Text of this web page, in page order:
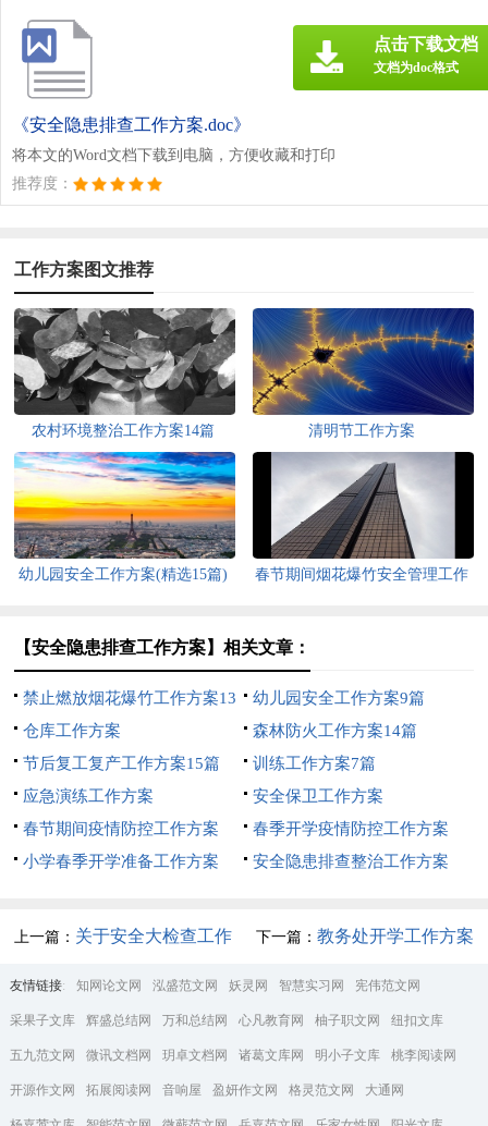
《安全隐患排查工作方案.doc》
将本文的Word文档下载到电脑，方便收藏和打印
推荐度：
点击下载文档
文档为doc格式
工作方案图文推荐
农村环境整治工作方案14篇 清明节工作方案
幼儿园安全工作方案(精选15篇)
春节期间烟花爆竹安全管理工作
【安全隐患排查工作方案】相关文章：
禁止燃放烟花爆竹工作方案13
篇
幼儿园安全工作方案9篇
仓库工作方案
森林防火工作方案14篇
节后复工复产工作方案15篇
训练工作方案7篇
应急演练工作方案
安全保卫工作方案
春节期间疫情防控工作方案
春季开学疫情防控工作方案
小学春季开学准备工作方案
安全隐患排查整治工作方案
上一篇： 关于安全大检查工作
下一篇： 教务处开学工作方案
友情链接: 知网论文网 泓盛范文网 妖灵网 智慧实习网 宪伟范文网
采果子文库 辉盛总结网 万和总结网 心凡教育网 柚子职文网 纽扣文库
五九范文网 微讯文档网 玥卓文档网 诸葛文库网 明小子文库 桃李阅读网
开源作文网 拓展阅读网 音响屋 盈妍作文网 格灵范文网 大通网